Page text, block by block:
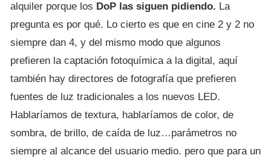
alquiler porque los DoP las siguen pidiendo. La
pregunta es por qué. Lo cierto es que en cine 2 y 2 no
siempre dan 4, y del mismo modo que algunos
prefieren la captación fotoquímica a la digital, aquí
también hay directores de fotografía que prefieren
fuentes de luz tradicionales a los nuevos LED.
Hablaríamos de textura, hablaríamos de color, de
sombra, de brillo, de caída de luz…parámetros no
siempre al alcance del usuario medio. pero que para un